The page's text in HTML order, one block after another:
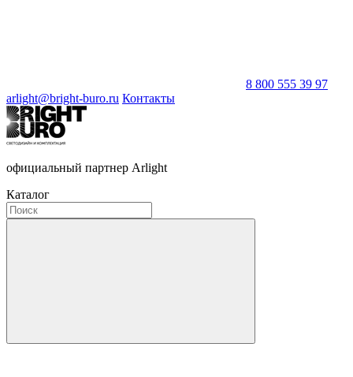
8 800 555 39 97
arlight@bright-buro.ru Контакты
официальный партнер Arlight
Каталог